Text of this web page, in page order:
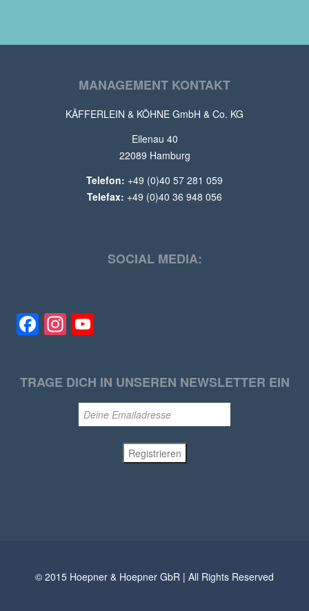
MANAGEMENT KONTAKT
KÄFFERLEIN & KÖHNE GmbH & Co. KG
Eilenau 40
22089 Hamburg
Telefon: +49 (0)40 57 281 059
Telefax: +49 (0)40 36 948 056
SOCIAL MEDIA:
Facebook
Instagram
TRAGE DICH IN UNSEREN NEWSLETTER EIN
© 2015 Hoepner & Hoepner GbR | All Rights Reserved